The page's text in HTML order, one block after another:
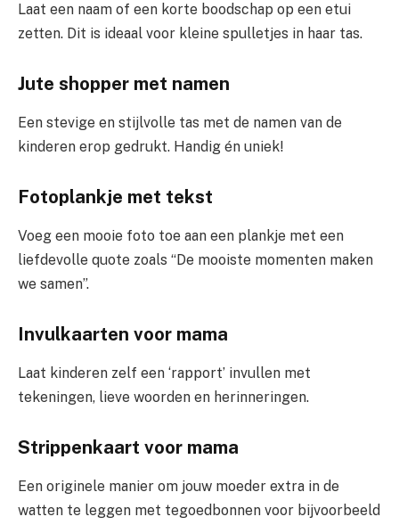
Laat een naam of een korte boodschap op een etui
zetten. Dit is ideaal voor kleine spulletjes in haar tas.
Jute shopper met namen
Een stevige en stijlvolle tas met de namen van de
kinderen erop gedrukt. Handig én uniek!
Fotoplankje met tekst
Voeg een mooie foto toe aan een plankje met een
liefdevolle quote zoals “De mooiste momenten maken
we samen”.
Invulkaarten voor mama
Laat kinderen zelf een ‘rapport’ invullen met
tekeningen, lieve woorden en herinneringen.
Strippenkaart voor mama
Een originele manier om jouw moeder extra in de
watten te leggen met tegoedbonnen voor bijvoorbeeld